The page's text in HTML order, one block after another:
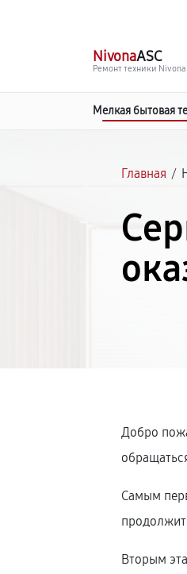
NivonaASC
Ремонт техники Nivona
Мелкая бытовая
Главная /
Добро
Самым
Вторым